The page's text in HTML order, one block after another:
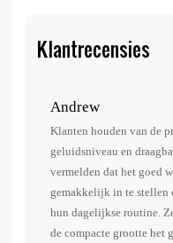
Klantrecensies
Andrew
Klanten houden van de
geluidsniveau en
vermelden dat het goed
gemakkelijk in te stellen
hun dagelijkse routine.
de compacte grootte het